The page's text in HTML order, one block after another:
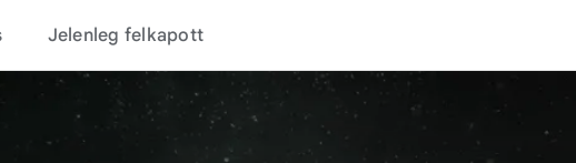
Jelenleg felkapott